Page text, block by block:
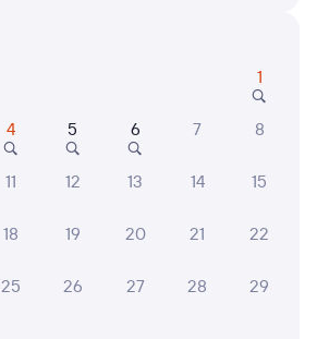
3 ⁠163 ⁠₽
Выберите дату
1
4 5 6 7 8
11 12 13 14 15
18 19 20 21 22
25 26 27 28 29